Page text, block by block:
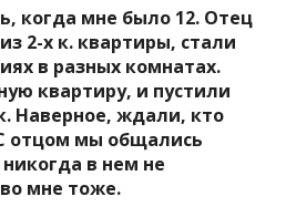
когда мне было 12. Отец
2-х к. квартиры, стали
в разных комнатах.
квартиру, и пустили
Наверное, ждали, кто
отцом мы общались
в нем не
мне тоже.